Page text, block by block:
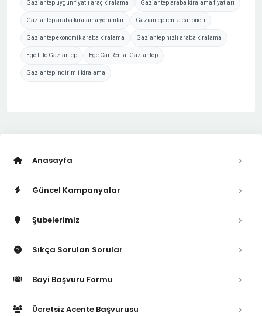
Gaziantep uygun fiyatlı araç kiralama Gaziantep araba kiralama fiyatları
Gaziantep araba kiralama yorumlar Gaziantep rent a car öneri
Gaziantep ekonomik araba kiralama Gaziantep hızlı araba kiralama
Ege Filo Gaziantep Ege Car Rental Gaziantep
Gaziantep indirimli kiralama
Anasayfa
Güncel Kampanyalar
Şubelerimiz
Sıkça Sorulan Sorular
Bayi Başvuru Formu
Ücretsiz Acente Başvurusu